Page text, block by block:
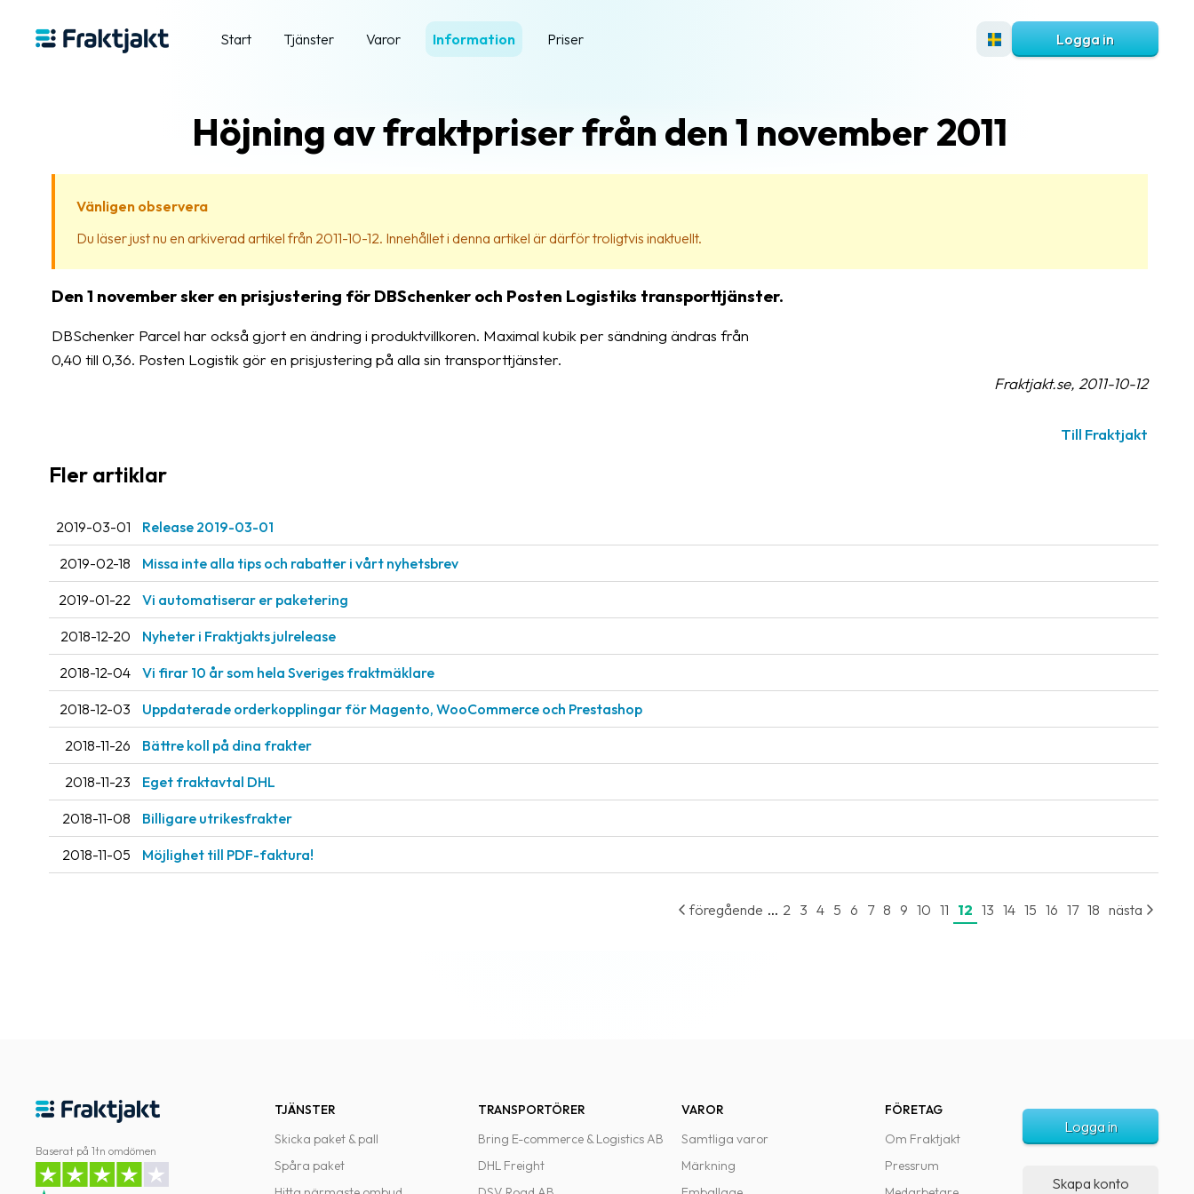
Start Tjänster Varor Information Priser Logga in
Höjning av fraktpriser från den 1 november 2011
Vänligen observera
Du läser just nu en arkiverad artikel från 2011-10-12. Innehållet i denna artikel är därför troligtvis inaktuellt.
Den 1 november sker en prisjustering för DBSchenker och Posten Logistiks transporttjänster.
DBSchenker Parcel har också gjort en ändring i produktvillkoren. Maximal kubik per sändning ändras från
0,40 till 0,36. Posten Logistik gör en prisjustering på alla sin transporttjänster.
Fraktjakt.se, 2011-10-12
Till Fraktjakt
Fler artiklar
2019-03-01 Release 2019-03-01
2019-02-18 Missa inte alla tips och rabatter i vårt nyhetsbrev
2019-01-22 Vi automatiserar er paketering
2018-12-20 Nyheter i Fraktjakts julrelease
2018-12-04 Vi firar 10 år som hela Sveriges fraktmäklare
2018-12-03 Uppdaterade orderkopplingar för Magento, WooCommerce och Prestashop
2018-11-26 Bättre koll på dina frakter
2018-11-23 Eget fraktavtal DHL
2018-11-08 Billigare utrikesfrakter
2018-11-05 Möjlighet till PDF-faktura!
föregående ... 2 3 4 5 6 7 8 9 10 11 12 13 14 15 16 17 18 nästa
Baserat på 1tn omdömen
TJÄNSTER
Skicka paket & pall
Spåra paket
TRANSPORTÖRER
Bring E-commerce & Logistics AB
DHL Freight
VAROR
Samtliga varor
Märkning
FÖRETAG
Om Fraktjakt
Pressrum
Logga in
Skapa konto